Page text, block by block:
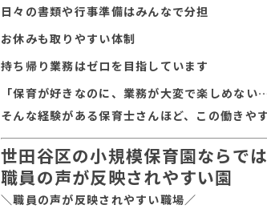
日々の書類や行事準備はみんなで分担
お休みも取りやすい体制
持ち帰り業務はゼロを目指しています
「保育が好きなのに、業務が大変で楽しめない…
そんな経験がある保育士さんほど、この働きや
世田谷区の小規模保育園ならで
職員の声が反映されやすい園
＼職員の声が反映されやすい職場／